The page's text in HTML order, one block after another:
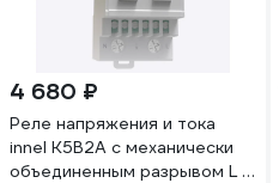
4 680 ₽
Реле напряжения и тока
innel K5B2A с механически
объединенным разрывом L и